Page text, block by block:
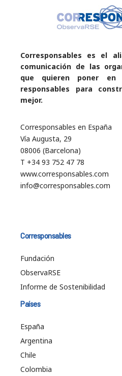
Corresponsables es el
comunicación de las
que quieren poner en
responsables para
mejor.
Corresponsables en España
Vía Augusta, 29
08006 (Barcelona)
T +34 93 752 47 78
www.corresponsables.com
info@corresponsables.com
Corresponsables
Fundación
ObservaRSE
Informe de Sostenibilidad
Países
España
Argentina
Chile
Colombia